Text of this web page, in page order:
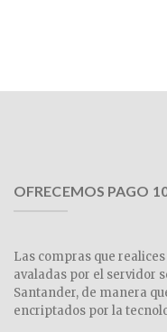
OFRECEMOS PAGO
Las compras que
avaladas por el servidor
Santander, de manera
encriptados por la